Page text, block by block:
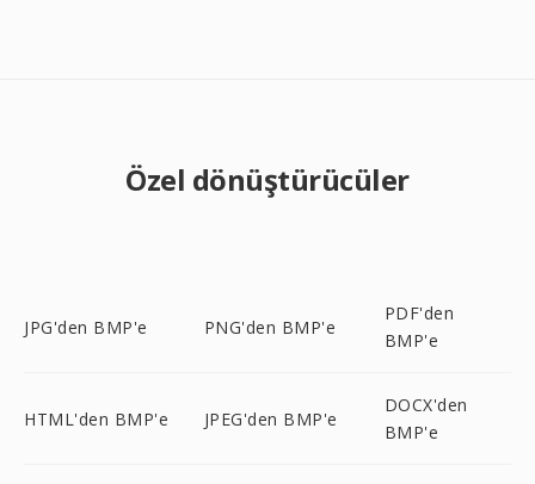
Özel dönüştürücüler
JPG'den BMP'e PNG'den BMP'e
PDF'den
BMP'e
HTML'den BMP'e JPEG'den BMP'e
DOCX'den
BMP'e